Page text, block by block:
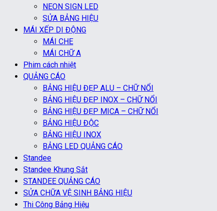
NEON SIGN LED
SỬA BẢNG HIỆU
MÁI XẾP DI ĐỘNG
MÁI CHE
MÁI CHỮ A
Phim cách nhiệt
QUẢNG CÁO
BẢNG HIỆU ĐẸP ALU – CHỮ NỔI
BẢNG HIỆU ĐẸP INOX – CHỮ NỔI
BẢNG HIỆU ĐẸP MICA – CHỮ NỔI
BẢNG HIỆU ĐỘC
BẢNG HIỆU INOX
BẢNG LED QUẢNG CÁO
Standee
Standee Khung Sắt
STANDEE QUẢNG CÁO
SỬA CHỮA VỆ SINH BẢNG HIỆU
Thi Công Bảng Hiệu